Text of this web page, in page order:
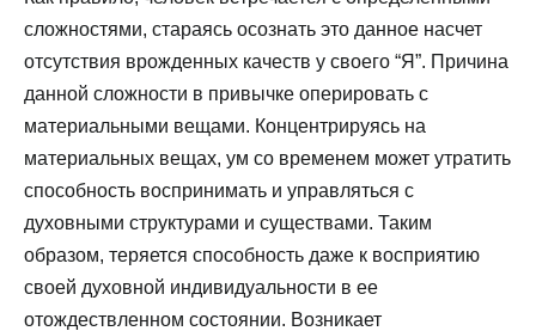
сложностями, стараясь осознать это данное насчет
отсутствия врожденных качеств у своего “Я”. Причина
данной сложности в привычке оперировать с
материальными вещами. Концентрируясь на
материальных вещах, ум со временем может утратить
способность воспринимать и управляться с
духовными структурами и существами. Таким
образом, теряется способность даже к восприятию
своей духовной индивидуальности в ее
отождествленном состоянии. Возникает